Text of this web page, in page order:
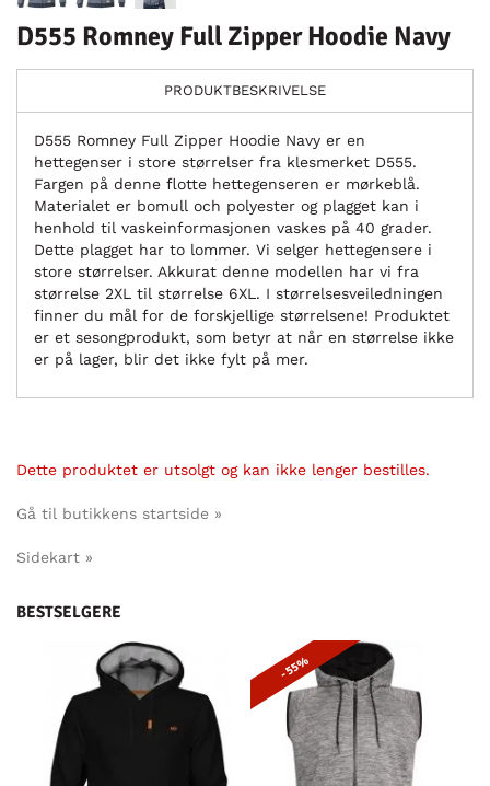
D555 Romney Full Zipper Hoodie Navy
PRODUKTBESKRIVELSE
D555 Romney Full Zipper Hoodie Navy er en
hettegenser i store størrelser fra klesmerket D555.
Fargen på denne flotte hettegenseren er mørkeblå.
Materialet er bomull och polyester og plagget kan i
henhold til vaskeinformasjonen vaskes på 40 grader.
Dette plagget har to lommer. Vi selger hettegensere i
store størrelser. Akkurat denne modellen har vi fra
størrelse 2XL til størrelse 6XL. I størrelsesveiledningen
finner du mål for de forskjellige størrelsene! Produktet
er et sesongprodukt, som betyr at når en størrelse ikke
er på lager, blir det ikke fylt på mer.
Dette produktet er utsolgt og kan ikke lenger bestilles.
Gå til butikkens startside »
Sidekart »
BESTSELGERE
- 55%